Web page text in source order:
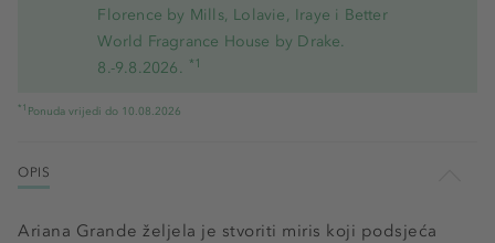
Florence by Mills, Lolavie, Iraye i Better
World Fragrance House by Drake.
8.-9.8.2026. *1
*1 Ponuda vrijedi do 10.08.2026
OPIS
Ariana Grande željela je stvoriti miris koji podsjeća